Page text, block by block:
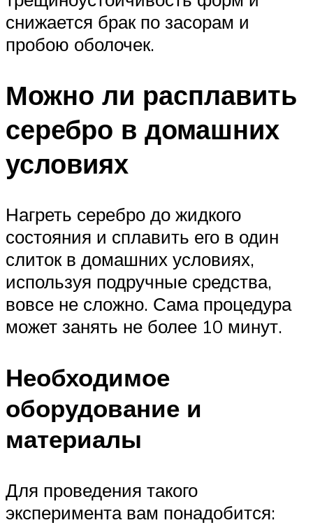
снижается брак по засорам и
пробою оболочек.
Можно ли расплавить
серебро в домашних
условиях
Нагреть серебро до жидкого
состояния и сплавить его в один
слиток в домашних условиях,
используя подручные средства,
вовсе не сложно. Сама процедура
может занять не более 10 минут.
Необходимое
оборудование и
материалы
Для проведения такого
эксперимента вам понадобится: